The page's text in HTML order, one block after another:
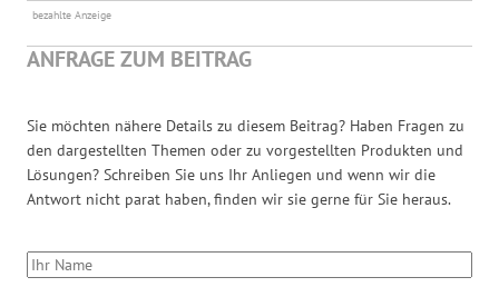
bezahlte Anzeige
ANFRAGE ZUM BEITRAG
Sie möchten nähere Details zu diesem Beitrag? Haben Fragen zu
den dargestellten Themen oder zu vorgestellten Produkten und
Lösungen? Schreiben Sie uns Ihr Anliegen und wenn wir die
Antwort nicht parat haben, finden wir sie gerne für Sie heraus.